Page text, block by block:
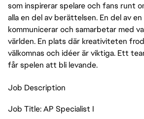
som inspirerar spelare och fans runt
alla en del av berättelsen. En del av
kommunicerar och samarbetar med
världen. En plats där kreativiteten
välkomnas och idéer är viktiga. Ett
får spelen att bli levande.
Job Description
Job Title: AP Specialist I